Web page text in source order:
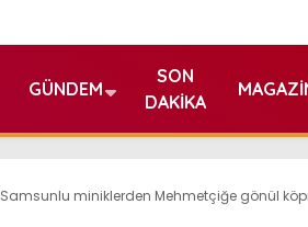
GÜNDEM
SON
DAKIKA
Samsunlu miniklerden Mehmetçiğe gönül